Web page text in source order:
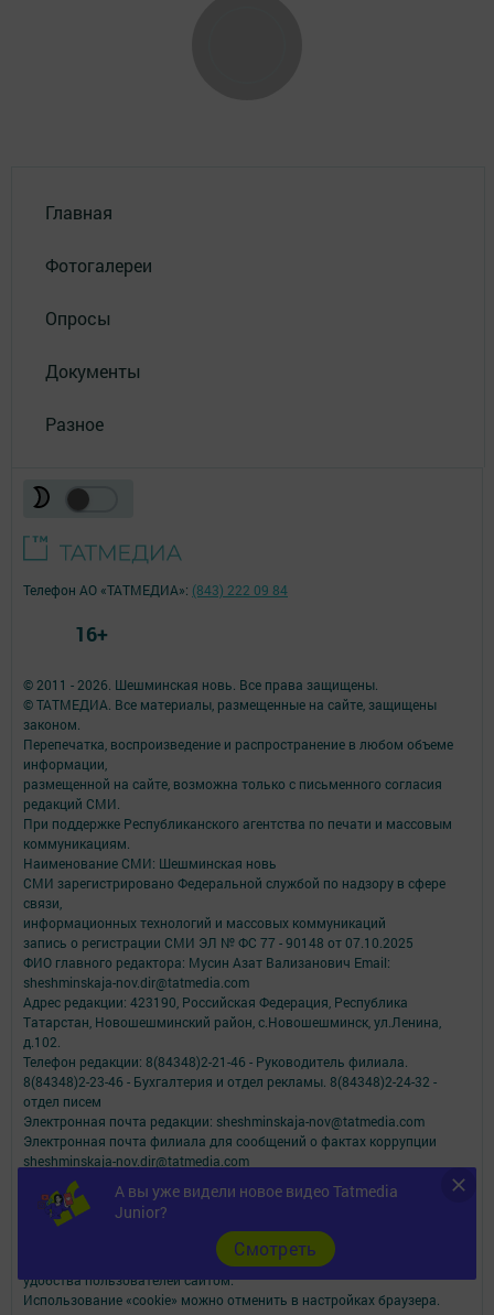
Главная
Фотогалереи
Опросы
Документы
Разное
А вы уже видели новое видео Tatmedia
Junior?
Cмотреть
© 2011 - 2026. Шешминская новь. Все права защищены.
© ТАТМЕДИА. Все материалы, размещенные на сайте, защищены
законом.
Перепечатка, воспроизведение и распространение в любом объеме
информации,
размещенной на сайте, возможна только с письменного согласия
редакций СМИ.
При поддержке Республиканского агентства по печати и массовым
коммуникациям.
Наименование СМИ: Шешминская новь
СМИ зарегистрировано Федеральной службой по надзору в сфере
связи,
информационных технологий и массовых коммуникаций
запись о регистрации СМИ ЭЛ № ФС 77 - 90148 от 07.10.2025
ФИО главного редактора: Мусин Азат Вализанович Email:
sheshminskaja-nov.dir@tatmedia.com
Адрес редакции: 423190, Российская Федерация, Республика
Татарстан, Новошешминский район, с.Новошешминск, ул.Ленина,
д.102.
Телефон редакции: 8(84348)2-21-46 - Руководитель филиала.
8(84348)2-23-46 - Бухгалтерия и отдел рекламы. 8(84348)2-24-32 -
отдел писем
Электронная почта редакции: sheshminskaja-nov@tatmedia.com
Электронная почта филиала для сообщений о фактах коррупции
sheshminskaja-nov.dir@tatmedia.com
sheshminskaja-nov@tatmedia.com
Учредитель СМИ: АО «ТАТМЕДИА»
АО «ТАТМЕДИА» использует «cookie»для персонализации сервисов и
удобства пользователей сайтом.
Использование «cookie» можно отменить в настройках браузера.
Телефон АО «ТАТМЕДИА»: (843) 222 09 84
16+